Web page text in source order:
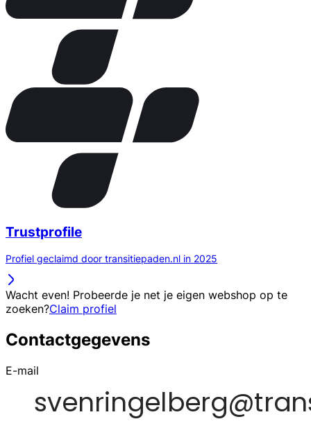
Trustprofile
Profiel geclaimd door transitiepaden.nl in 2025
Wacht even! Probeerde je net je eigen webshop op te
zoeken?Claim profiel
Contactgegevens
E-mail